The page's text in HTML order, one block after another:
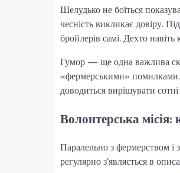
Шелудько не боїться
чесність викликає довіру.
бройлерів самі. Дехто
Гумор — ще одна важлива
«фермерськими» помилками.
доводиться вирішувати
Волонтерська
Паралельно з фермерством
регулярно з’являється в